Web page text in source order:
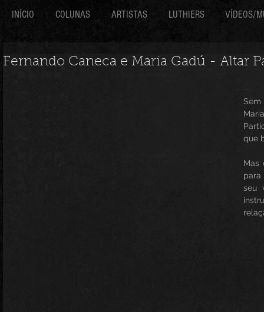
INÍCIO COLUNAS ARTISTAS LUTHIERS VÍDEOS/
Fernando Caneca e Maria Gadú - Altar
que
Mas
seu